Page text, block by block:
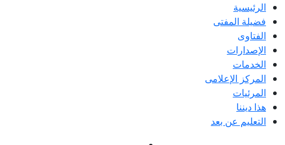
الرئيسية
فضيلة المفتى
الفتاوى
الإصدارات
الخدمات
المركز الإعلامى
المرئيات
هذا ديننا
التعليم عن بعد